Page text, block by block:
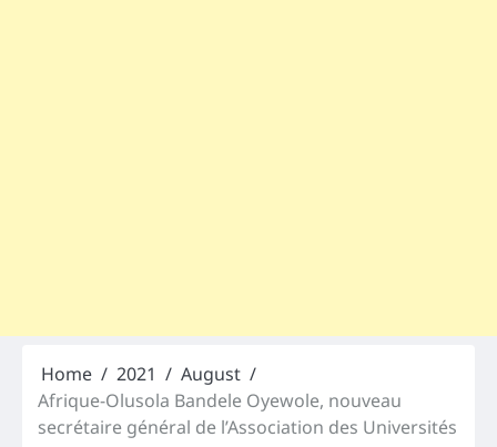
Home 2021
August
Afrique-Olusola Bandele Oyewole, nouveau
secrétaire général de l’Association des Universités